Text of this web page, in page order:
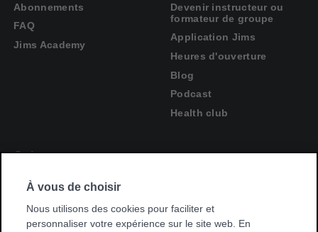
Abonnements
FAQ
Jims Academy
Devenir instructeur ou
formateur de groupe
Application Jims
Heures d'ouverture
Blog
Podcast
Health club
Suivez-nous
nous
nous
À vous de choisir
Nous utilisons des cookies pour faciliter et
personnaliser votre expérience sur le site web. En